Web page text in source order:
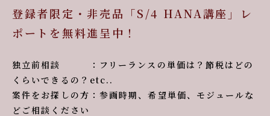
登録者限定・非売品「S/4 HANA講座」レ
ポートを無料進呈中！
独立前相談 ：フリーランスの単価は？節税はどの
くらいできるの？etc..
案件をお探しの方：参画時期、希望単価、モジュールな
どご相談ください